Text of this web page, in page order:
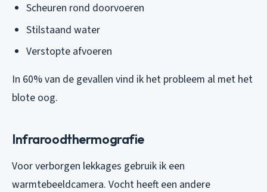
Scheuren rond doorvoeren
Stilstaand water
Verstopte afvoeren
In 60% van de gevallen vind ik het probleem al met het
blote oog.
Infraroodthermografie
Voor verborgen lekkages gebruik ik een
warmtebeeldcamera. Vocht heeft een andere